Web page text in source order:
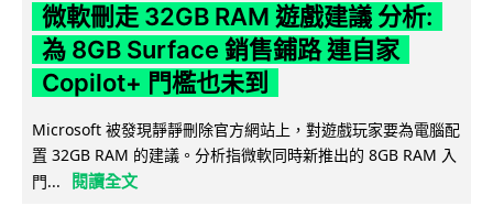
微軟刪走 32GB RAM 遊戲建議 分析:
為 8GB Surface 銷售鋪路 連自家
Copilot+ 門檻也未到
Microsoft 被發現靜靜刪除官方網站上，對遊戲玩家要為電腦配
置 32GB RAM 的建議。分析指微軟同時新推出的 8GB RAM 入
門...
閱讀全文